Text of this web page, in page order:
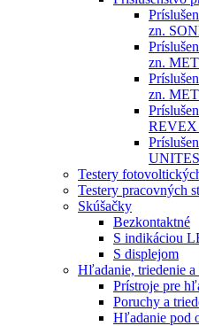
zn.
zn.
zn.
Testery
Testery pracovných
Skúšačky
Bezkontaktné
S indikáciou
S displejom
Hľadanie, triedenie
Prístroje pre
Poruchy a
Hľadanie pod